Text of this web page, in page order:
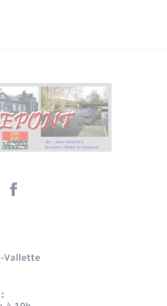
Vallette